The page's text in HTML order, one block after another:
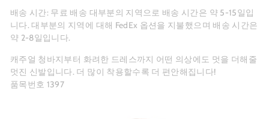
배송 시간: 무료 배송 대부분의 지역으로 배송 시간은 약 5-15일입
니다. 대부분의 지역에 대해 FedEx 옵션을 지불했으며 배송 시간은
약 2-8일입니다.
캐주얼 청바지부터 화려한 드레스까지 어떤 의상에도 멋을 더해줄
멋진 신발입니다. 더 많이 착용할수록 더 편안해집니다!
품목번호 1397